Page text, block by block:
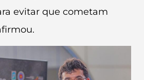
evitar que cometam